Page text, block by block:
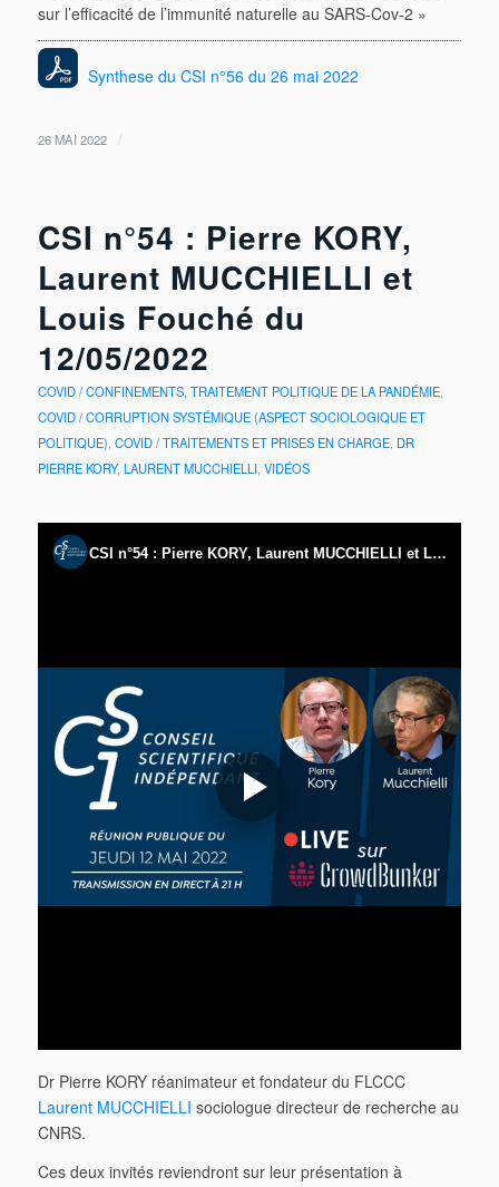
sur l’efficacité de l’immunité naturelle au SARS-Cov-2 »
Synthese du CSI n°56 du 26 mai 2022
26 MAI 2022 /
CSI n°54 : Pierre KORY,
Laurent MUCCHIELLI et
Louis Fouché du
12/05/2022
COVID / CONFINEMENTS, TRAITEMENT POLITIQUE DE LA PANDÉMIE,
COVID / CORRUPTION SYSTÉMIQUE (ASPECT SOCIOLOGIQUE ET
POLITIQUE) COVID / TRAITEMENTS ET PRISES EN CHARGE, DR
PIERRE KORY, LAURENT MUCCHIELLI, VIDÉOS
Dr Pierre KORY réanimateur et fondateur du FLCCC
Laurent MUCCHIELLI sociologue directeur de recherche au
CNRS.
Ces deux invités reviendront sur leur présentation à